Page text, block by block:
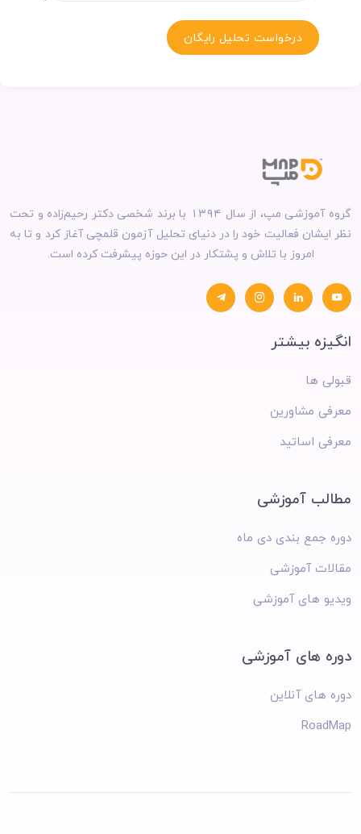
گروه آموزشی مپ، از سال ۱۳۹۴ با برند شخصی دکتر رحیم‌زاده و تحت
نظر ایشان فعالیت خود را در دنیای تحلیل آزمون قلمچی آغاز کرد و تا به
امروز با تلاش و پشتکار در این حوزه پیشرفت کرده است.
انگیزه بیشتر
قبولی ها
معرفی مشاورین
معرفی اساتید
مطالب آموزشی
دوره جمع بندی دی ماه
مقالات آموزشی
ویدیو های آموزشی
دوره های آموزشی
دوره های آنلاین
RoadMap